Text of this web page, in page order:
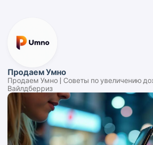
Продаем Умно
Продаем Умно | Советы по увеличению
Вайлдберриз